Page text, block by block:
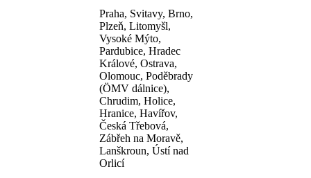
Praha, Svitavy, Brno,
Plzeň, Litomyšl,
Vysoké Mýto,
Pardubice, Hradec
Králové, Ostrava,
Olomouc, Poděbrady
(ÖMV dálnice),
Chrudim, Holice,
Hranice, Havířov,
Česká Třebová,
Zábřeh na Moravě,
Lanškroun, Ústí nad
Orlicí